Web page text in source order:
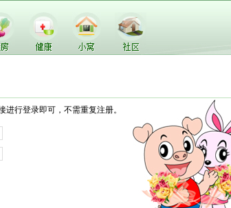
行登录即可，不需重复注册。